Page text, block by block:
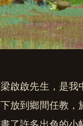
梁啟啟先生，是我
下放到鄉間任教，